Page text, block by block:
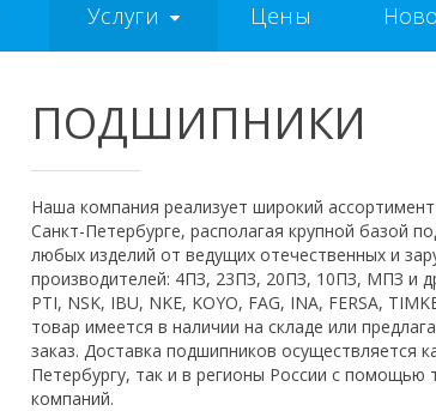
Услуги Цены
ПОДШИПНИКИ
Наша компания реализует широкий
Санкт-Петербурге, располагая крупной базой
любых изделий от ведущих отечественных и
производителей: 4ПЗ, 23ПЗ, 20ПЗ, 10ПЗ, МПЗ и
PTI, NSK, IBU, NKE, KOYO, FAG, INA, FERSA,
товар имеется в наличии на складе или
заказ. Доставка подшипников осуществляется
Петербургу, так и в регионы России с помощью
компаний.